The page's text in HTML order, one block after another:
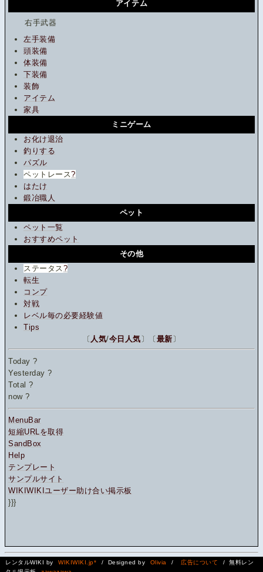
アイテム
右手武器
左手装備
頭装備
体装備
下装備
装飾
アイテム
家具
ミニゲーム
お化け退治
釣りする
パズル
ペットレース?
はたけ
鍛冶職人
ペット
ペット一覧
おすすめペット
その他
ステータス ?
転生
コンプ
対戦
レベル毎の必要経験値
Tips
〔 人気/今日人気 〕〔 最新 〕
Today?
Yesterday?
Total?
now?
MenuBar
短縮URLを取得
SandBox
Help
テンプレート
サンプルサイト
WIKIWIKIユーザー助け合い掲示板
}}}
レンタルWIKI by WIKIWIKI.jp* / Designed by Olivia / 広告について
/ 無料レン